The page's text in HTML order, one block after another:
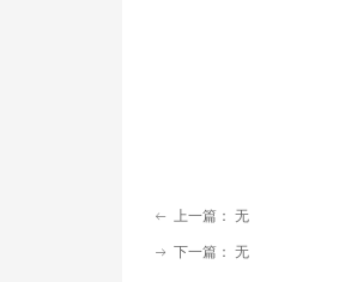
ꂃ 上一篇： 无
ꁹ 下一篇： 无